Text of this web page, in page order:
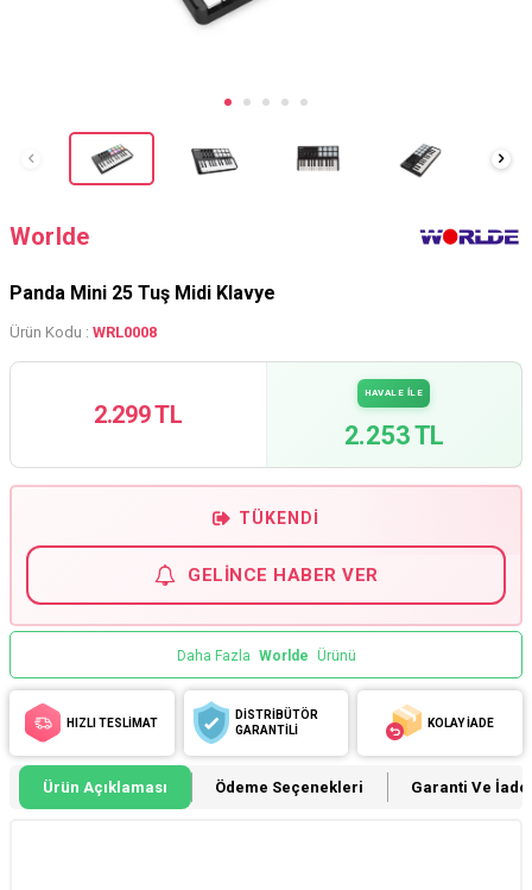
Worlde
Panda Mini 25 Tuş Midi Klavye
Ürün Kodu : WRL0008
2.299 TL
HAVALE İLE
2.253 TL
TÜKENDI
GELINCE HABER VER
Daha Fazla Worlde Ürünü
HIZLI TESLİMAT
DİSTRİBÜTÖR
GARANTİLİ
KOLAY İADE
Ürün Açıklaması Ödeme Seçenekleri Garanti Ve İade